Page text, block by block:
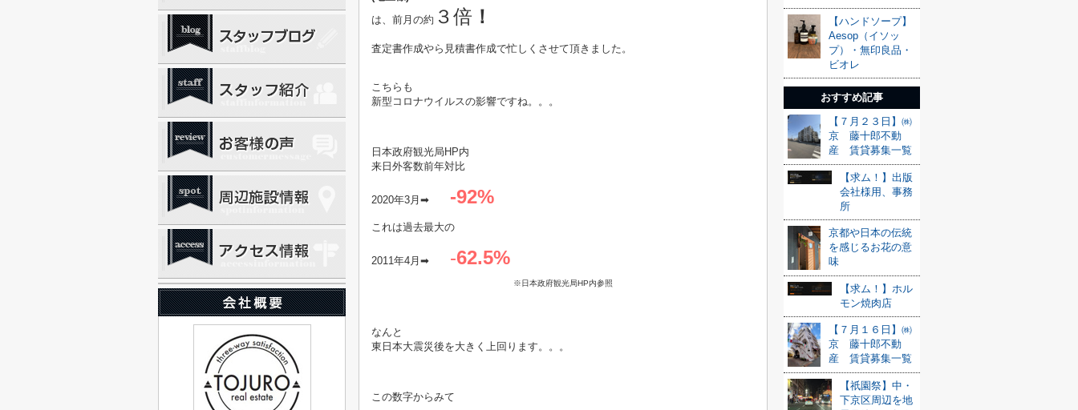
は、前月の約 ３倍 ！
査定書作成やら見積書作成で忙しくさせて頂きました。
こちらも
新型コロナウイルスの影響ですね。。。
日本政府観光局HP内
来日外客数前年対比
2020年3月➡ -92%
これは過去最大の
2011年4月➡ -62.5%
※日本政府観光局HP内参照
なんと
東日本大震災後を大きく上回ります。。。
この数字からみて
【ハンドソープ】
Aesop（イソッ
プ）・無印良品・
ビオレ
おすすめ記事
【７月２３日】㈱
京 藤十郎不動
産 賃貸募集一覧
【求ム！】出版
会社様用、事務
所
京都や日本の伝統
を感じるお花の意
味
【求ム！】ホル
モン焼肉店
【７月１６日】㈱
京 藤十郎不動
産 賃貸募集一覧
【祇園祭】中・
下京区周辺を地